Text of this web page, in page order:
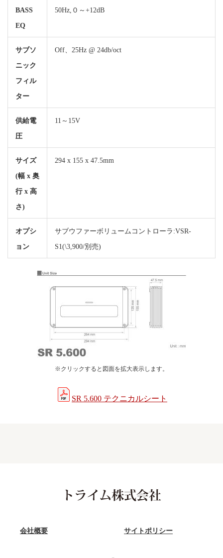
BASS
EQ
50Hz,０～+12dB
サブソ
ニック
フィル
ター
Off、25Hz @ 24db/oct
供給電
圧
11～15V
サイズ
(幅 x 奥
行 x 高
さ)
294 x 155 x 47.5mm
オプシ
ョン
サブウファーボリュームコントローラ:VSR-
S1(\3,900/別売)
※クリックすると図面を拡大表示します。
SR 5.600 テクニカルシート
会社概要 サイトポリシー